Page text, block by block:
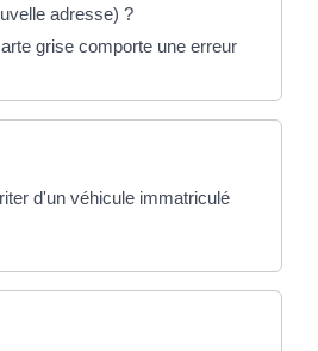
adresse) ?
grise comporte une erreur
d'un véhicule immatriculé